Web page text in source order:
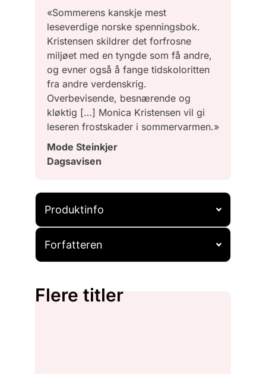
«Sommerens kanskje mest
leseverdige norske spenningsbok.
Kristensen skildrer det forfrosne
miljøet med en tyngde som få andre,
og evner også å fange tidskoloritten
fra andre verdenskrig.
Overbevisende, besnærende og
kløktig […] Monica Kristensen vil gi
leseren frostskader i sommervarmen.»
Mode Steinkjer
Dagsavisen
Produktinfo
Forfatteren
Flere titler